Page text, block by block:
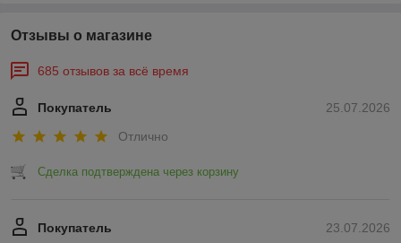
Отзывы о магазине
685 отзывов за всё время
25.07.2026
Покупатель
Отлично
Сделка подтверждена через корзину
23.07.2026
Покупатель